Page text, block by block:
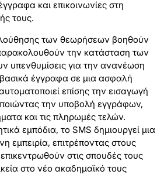
και επικοινωνίες στη
τους.
των θεωρήσεων βοηθούν
την κατάσταση των
υπενθυμίσεις για την ανανέωση
έγγραφα σε μια ασφαλή
επίσης την εισαγωγή
την υποβολή εγγράφων,
και τις πληρωμές τελών.
εμπόδια, το SMS δημιουργεί μια
εμπειρία, επιτρέποντας στους
στις σπουδές τους
στο νέο ακαδημαϊκό τους